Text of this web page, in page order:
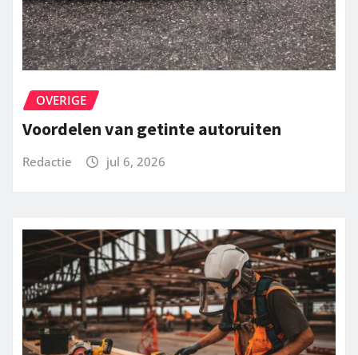
OVERIGE
Voordelen van getinte autoruiten
Redactie jul 6, 2026